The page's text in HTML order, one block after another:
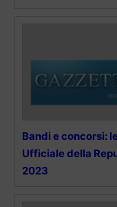
Bandi e concorsi:
Ufficiale della
2023